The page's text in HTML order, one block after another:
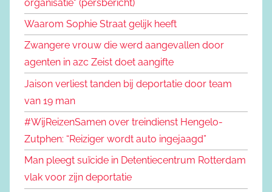
organisatie" (persbericht)
Waarom Sophie Straat gelijk heeft
Zwangere vrouw die werd aangevallen door
agenten in azc Zeist doet aangifte
Jaison verliest tanden bij deportatie door team
van 19 man
#WijReizenSamen over treindienst Hengelo-
Zutphen: “Reiziger wordt auto ingejaagd”
Man pleegt suïcide in Detentiecentrum Rotterdam
vlak voor zijn deportatie